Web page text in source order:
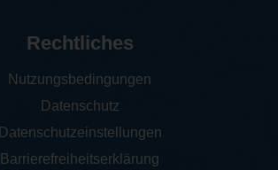
Rechtliches
Nutzungsbedingungen
Datenschutz
Datenschutzeinstellungen
Barrierefreiheitserklärung